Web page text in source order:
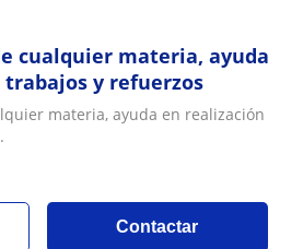
cualquier materia, ayuda
y refuerzos
materia, ayuda en realización
Contactar